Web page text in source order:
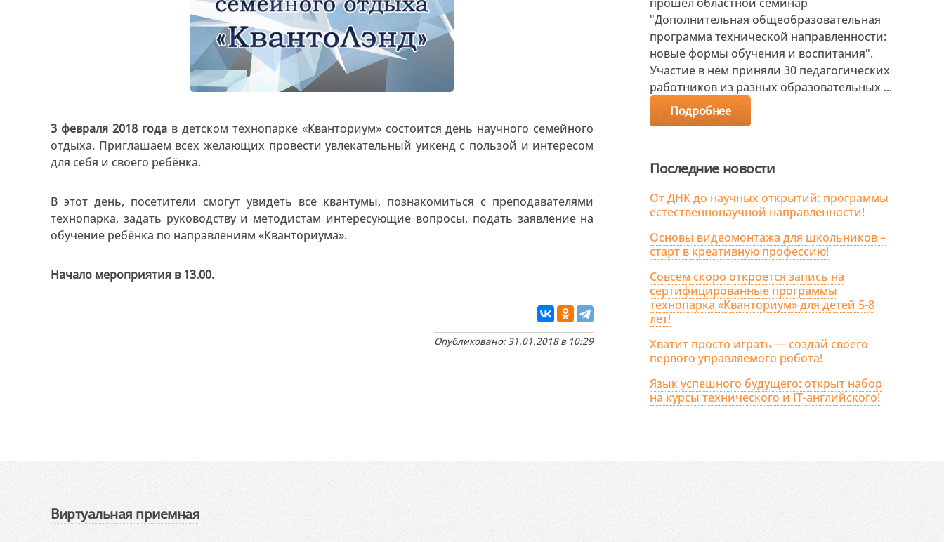
3 февраля 2018 годав детском технопарке «Кванториум» состоится день научного семейного
отдыха. Приглашаем всех желающих провести увлекательный уикенд с пользой и интересом
для себя и своего ребёнка.
В этот день, посетители смогут увидеть все квантумы, познакомиться с преподавателями
технопарка, задать руководству и методистам интересующие вопросы, подать заявление на
обучение ребёнка по направлениям «Кванториума».
Начало мероприятия в 13.00.
Опубликовано: 31.01.2018 в 10:29
прошел областной семинар
"Дополнительная общеобразовательная
программа технической направленности:
новые формы обучения и воспитания".
Участие в нем приняли 30 педагогических
работников из разных образовательных ...
Подробнее
Последние новости
От ДНК до научных открытий: программы
естественнонаучной направленности!
Основы видеомонтажа для школьников –
старт в креативную профессию!
Совсем скоро откроется запись на
сертифицированные программы
технопарка «Кванториум» для детей 5-8
лет!
Хватит просто играть — создай своего
первого управляемого робота!
Язык успешного будущего: открыт набор
на курсы технического и IT-английского!
Виртуальная приемная